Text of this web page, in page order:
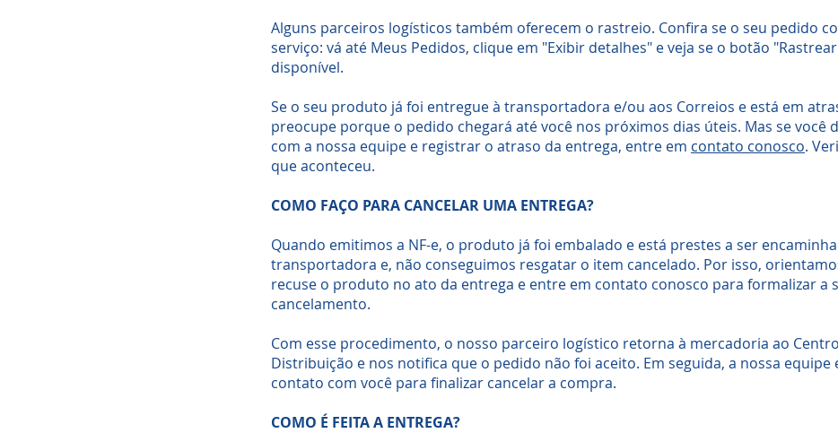
Alguns parceiros logísticos também oferecem o rastreio. Confira se o seu pedido
serviço: vá até Meus Pedidos, clique em "Exibir detalhes" e veja se o botão
disponível.
Se o seu produto já foi entregue à transportadora e/ou aos Correios e está em
preocupe porque o pedido chegará até você nos próximos dias úteis. Mas se você
com a nossa equipe e registrar o atraso da entrega, entre em contato conosco.
que aconteceu.
COMO FAÇO PARA CANCELAR UMA ENTREGA?
Quando emitimos a NF-e, o produto já foi embalado e está prestes a ser
transportadora e, não conseguimos resgatar o item cancelado. Por isso,
recuse o produto no ato da entrega e entre em contato conosco para formalizar a
cancelamento.
Com esse procedimento, o nosso parceiro logístico retorna à mercadoria ao
Distribuição e nos notifica que o pedido não foi aceito. Em seguida, a nossa equipe
contato com você para finalizar cancelar a compra.
COMO É FEITA A ENTREGA?